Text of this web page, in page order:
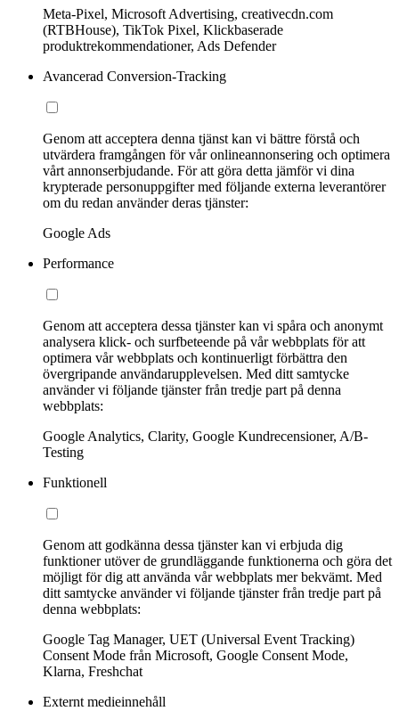
Meta-Pixel, Microsoft Advertising, creativecdn.com
(RTBHouse), TikTok Pixel, Klickbaserade
produktrekommendationer, Ads Defender
Avancerad Conversion-Tracking
Genom att acceptera denna tjänst kan vi bättre förstå och
utvärdera framgången för vår onlineannonsering och optimera
vårt annonserbjudande. För att göra detta jämför vi dina
krypterade personuppgifter med följande externa leverantörer
om du redan använder deras tjänster:
Google Ads
Performance
Genom att acceptera dessa tjänster kan vi spåra och anonymt
analysera klick- och surfbeteende på vår webbplats för att
optimera vår webbplats och kontinuerligt förbättra den
övergripande användarupplevelsen. Med ditt samtycke
använder vi följande tjänster från tredje part på denna
webbplats:
Google Analytics, Clarity, Google Kundrecensioner, A/B-
Testing
Funktionell
Genom att godkänna dessa tjänster kan vi erbjuda dig
funktioner utöver de grundläggande funktionerna och göra det
möjligt för dig att använda vår webbplats mer bekvämt. Med
ditt samtycke använder vi följande tjänster från tredje part på
denna webbplats:
Google Tag Manager, UET (Universal Event Tracking)
Consent Mode från Microsoft, Google Consent Mode,
Klarna, Freshchat
Externt medieinnehåll